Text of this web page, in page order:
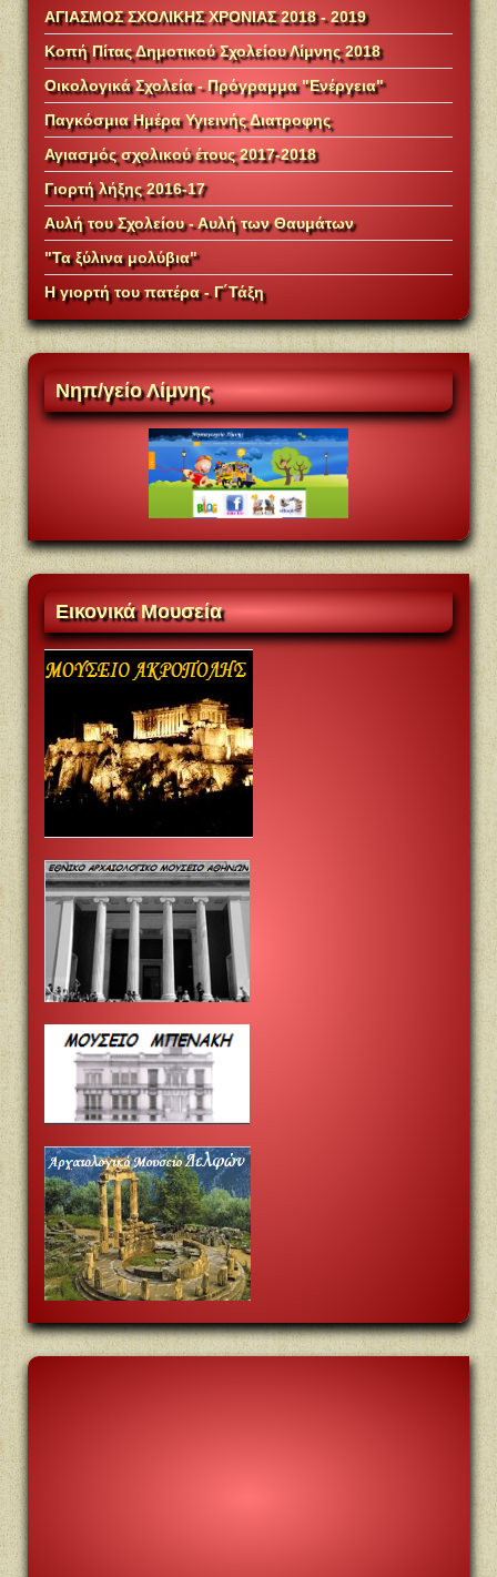
ΑΓΙΑΣΜΟΣ ΣΧΟΛΙΚΗΣ ΧΡΟΝΙΑΣ 2018 - 2019
Κοπή Πίτας Δημοτικού Σχολείου Λίμνης 2018
Οικολογικά Σχολεία - Πρόγραμμα "Ενέργεια"
Παγκόσμια Ημέρα Υγιεινής Διατροφης
Αγιασμός σχολικού έτους 2017-2018
Γιορτή λήξης 2016-17
Αυλή του Σχολείου - Αυλή των Θαυμάτων
"Τα ξύλινα μολύβια"
Η γιορτή του πατέρα - Γ΄Τάξη
Νηπ/γείοΛίμνης
EικονικάMουσεία